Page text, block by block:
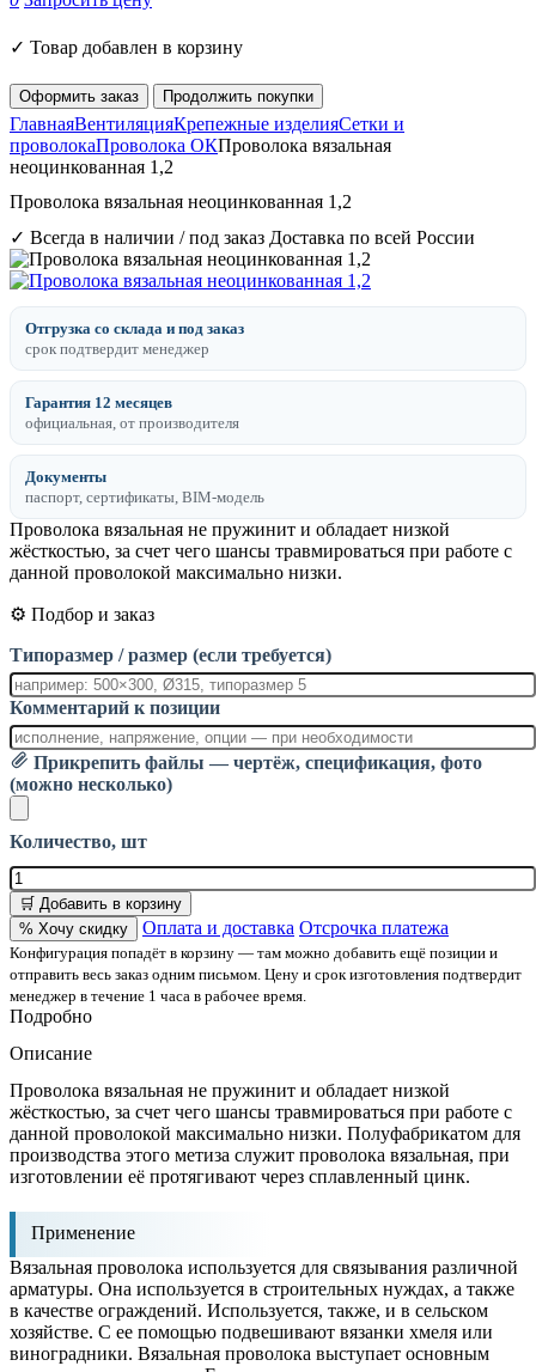
✓ Товар добавлен в корзину
Оформить заказ Продолжить покупки
ГлавнаяВентиляцияКрепежные изделияСетки и
проволокаПроволока ОКПроволока вязальная
неоцинкованная 1,2
Проволока вязальная неоцинкованная 1,2
✓ Всегда в наличии / под заказ Доставка по всей России
Отгрузка со склада и под заказ
срок подтвердит менеджер
Гарантия 12 месяцев
официальная, от производителя
Документы
паспорт, сертификаты, BIM-модель
Проволока вязальная не пружинит и обладает низкой
жёсткостью, за счет чего шансы травмироваться при работе с
данной проволокой максимально низки.
⚙️ Подбор и заказ
Типоразмер / размер (если требуется)
Комментарий к позиции
Прикрепить файлы — чертёж, спецификация, фото
(можно несколько)
Количество, шт
🛒 Добавить в корзину
% Хочу скидку
Оплата и доставка Отсрочка платежа
Конфигурация попадёт в корзину — там можно добавить ещё позиции и
отправить весь заказ одним письмом. Цену и срок изготовления подтвердит
менеджер в течение 1 часа в рабочее время.
Подробно
Описание
Проволока вязальная не пружинит и обладает низкой
жёсткостью, за счет чего шансы травмироваться при работе с
данной проволокой максимально низки. Полуфабрикатом для
производства этого метиза служит проволока вязальная, при
изготовлении её протягивают через сплавленный цинк.
Применение
Вязальная проволока используется для связывания различной
арматуры. Она используется в строительных нуждах, а также
в качестве ограждений. Используется, также, и в сельском
хозяйстве. С ее помощью подвешивают вязанки хмеля или
виноградники. Вязальная проволока выступает основным